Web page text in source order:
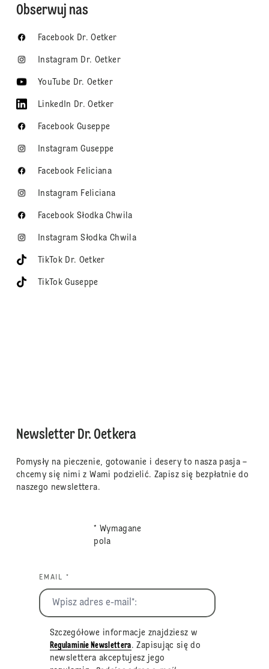
Obserwuj nas
Facebook Dr. Oetker
Instagram Dr. Oetker
YouTube Dr. Oetker
LinkedIn Dr. Oetker
Facebook Guseppe
Instagram Guseppe
Facebook Feliciana
Instagram Feliciana
Facebook Słodka Chwila
Instagram Słodka Chwila
TikTok Dr. Oetker
TikTok Guseppe
Newsletter Dr. Oetkera
Pomysły na pieczenie, gotowanie i desery to nasza pasja –
chcemy się nimi z Wami podzielić. Zapisz się bezpłatnie do
naszego newslettera.
* Wymagane
pola
EMAIL *
Szczegółowe informacje znajdziesz w
Regulaminie Newslettera. Zapisując się do
newslettera akceptujesz jego